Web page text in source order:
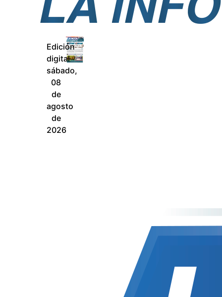
Edición
digital
sábado,
08
de
agosto
de
2026